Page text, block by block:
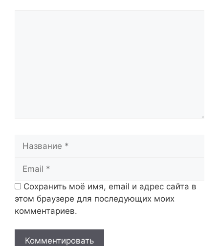
Сохранить моё имя, email и адрес сайта в
этом браузере для последующих моих
комментариев.